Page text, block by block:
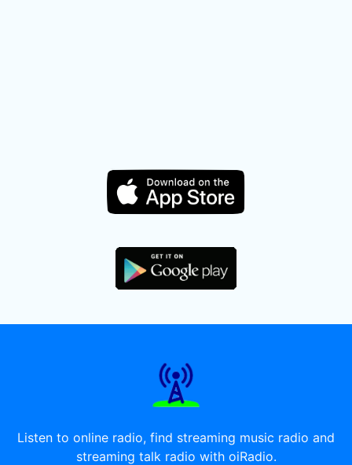
Listen to online radio, find streaming music radio and
streaming talk radio with oiRadio.